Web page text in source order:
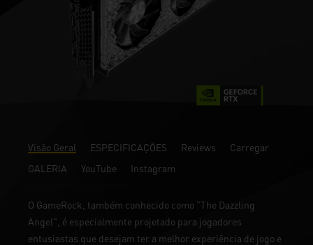
Visão Geral ESPECIFICAÇÕES Reviews
Carregar
GALERIA
YouTube Instagram
O GameRock, também conhecido como "The Dazzling
Angel", é especialmente projetado para jogadores
entusiastas que desejam ter a melhor experiência de jogo e